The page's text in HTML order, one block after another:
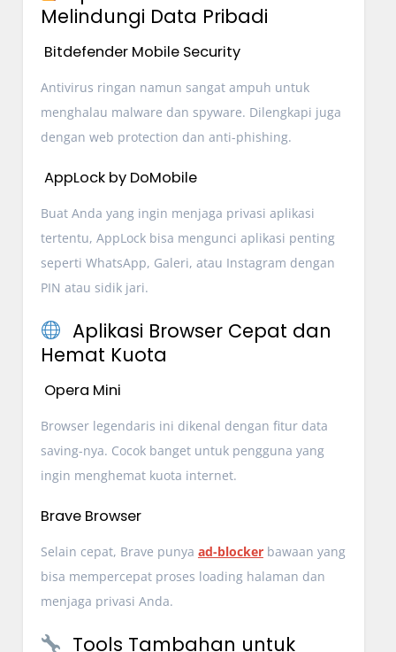
Melindungi Data Pribadi
Bitdefender Mobile Security
Antivirus ringan namun sangat ampuh untuk
menghalau malware dan spyware. Dilengkapi juga
dengan web protection dan anti-phishing.
AppLock by DoMobile
Buat Anda yang ingin menjaga privasi aplikasi
tertentu, AppLock bisa mengunci aplikasi penting
seperti WhatsApp, Galeri, atau Instagram dengan
PIN atau sidik jari.
Aplikasi Browser Cepat dan
Hemat Kuota
Opera Mini
Browser legendaris ini dikenal dengan fitur data
saving-nya. Cocok banget untuk pengguna yang
ingin menghemat kuota internet.
Brave Browser
Selain cepat, Brave punya ad-blockerbawaan yang
bisa mempercepat proses loading halaman dan
menjaga privasi Anda.
Tools Tambahan untuk